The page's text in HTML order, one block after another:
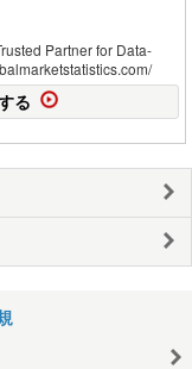
Partner for Data-
る